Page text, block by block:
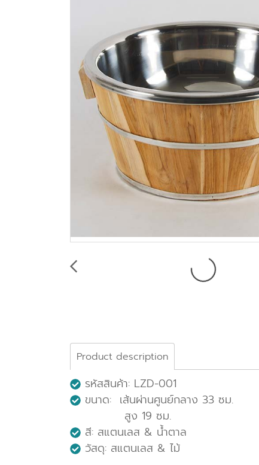
Product description
รหัสสินค้า: LZD-001
ขนาด: เส้นผ่านศูนย์กลาง 33 ซม.
สูง 19 ซม.
สี: สแตนเลส & น้ำตาล
วัสดุ: สแตนเลส & ไม้